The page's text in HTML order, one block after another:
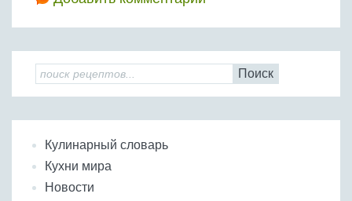
Поиск
Кулинарный словарь
Кухни мира
Новости